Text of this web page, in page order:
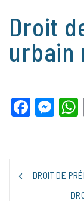
Droit
urbain
NAVIGATION
DE
DROIT DE